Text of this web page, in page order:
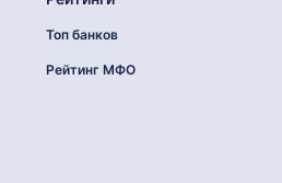
Топ банков
Рейтинг МФО